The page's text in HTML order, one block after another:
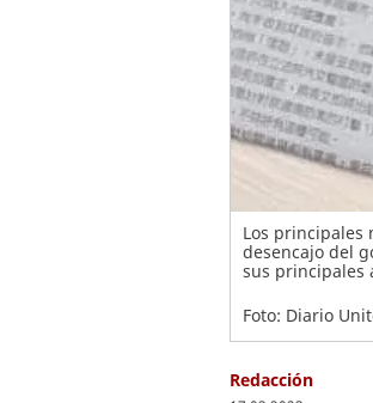
Los principales
desencajo del
sus principales
Foto: Diario
Redacción